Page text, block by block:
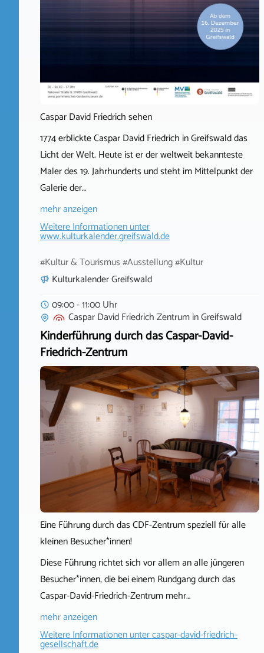
Caspar David Friedrich sehen
1774 erblickte Caspar David Friedrich in Greifswald das
Licht der Welt. Heute ist er der weltweit bekannteste
Maler des 19. Jahrhunderts und steht im Mittelpunkt der
Galerie der…
mehr anzeigen
Weitere Informationen unter
www.kulturkalender.greifswald.de
#Kultur & Tourismus #Ausstellung #Kultur
Kulturkalender Greifswald
09:00 - 11:00 Uhr
Caspar David Friedrich ZentruminGreifswald
Kinderführung durch das Caspar-David-
Friedrich-Zentrum
Eine Führung durch das CDF-Zentrum speziell für alle
kleinen Besucher*innen!
Diese Führung richtet sich vor allem an alle jüngeren
Besucher*innen, die bei einem Rundgang durch das
Caspar-David-Friedrich-Zentrum mehr…
mehr anzeigen
Weitere Informationen untercaspar-david-friedrich-
gesellschaft.de